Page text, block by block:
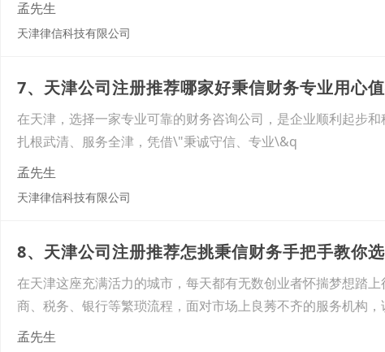
孟先生
天津律信科技有限公司
7、天津公司注册推荐哪家好秉信财务专业用心
在天津，选择一家专业可靠的财务咨询公司，是企业顺利起步
扎根武清、服务全津，凭借\"秉诚守信、专业\&q
孟先生
天津律信科技有限公司
8、天津公司注册推荐怎挑秉信财务手把手教你选
在天津这座充满活力的城市，每天都有无数创业者怀揣梦想踏
商、税务、银行等繁琐流程，面对市场上良莠不齐的服务机构，
孟先生